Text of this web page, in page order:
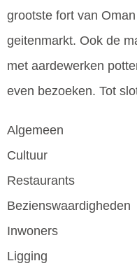
grootste fort van
geitenmarkt. Ook de
met aardewerken
even bezoeken. Tot
Algemeen
Cultuur
Restaurants
Bezienswaardigheden
Inwoners
Ligging